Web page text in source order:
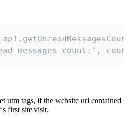
messages count:',
utm tags, if the website url contained
first site visit.